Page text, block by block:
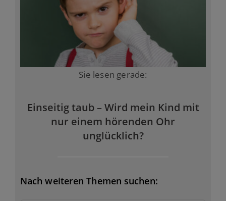
Sie lesen gerade:
Einseitig taub – Wird mein Kind mit
nur einem hörenden Ohr
unglücklich?
Nach weiteren Themen suchen: